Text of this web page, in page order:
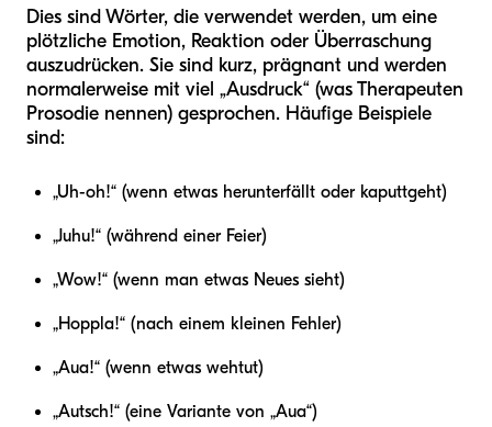
Dies sind Wörter, die verwendet werden, um eine
plötzliche Emotion, Reaktion oder Überraschung
auszudrücken. Sie sind kurz, prägnant und werden
normalerweise mit viel „Ausdruck“ (was Therapeuten
Prosodie nennen) gesprochen. Häufige Beispiele
sind:
„Uh-oh!“ (wenn etwas herunterfällt oder kaputtgeht)
„Juhu!“ (während einer Feier)
„Wow!“ (wenn man etwas Neues sieht)
„Hoppla!“ (nach einem kleinen Fehler)
„Aua!“ (wenn etwas wehtut)
„Autsch!“ (eine Variante von „Aua“)